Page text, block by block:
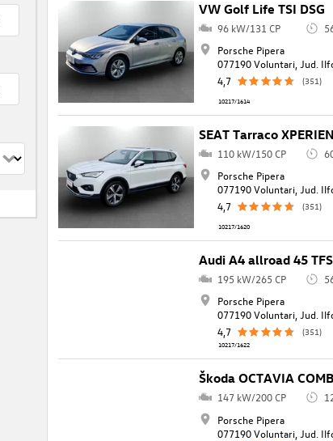
VW Golf Life TSI DSG
96 kW/131 CP
Porsche Pipera
077190 Voluntari, Jud.
4,7
(351)
10217/1614
SEAT Tarraco
110 kW/150 CP
Porsche Pipera
077190 Voluntari, Jud.
4,7
(351)
10217/1620
Audi A4 allroad 45
195 kW/265 CP
Porsche Pipera
077190 Voluntari, Jud.
4,7
(351)
10217/1622
Škoda OCTAVIA
147 kW/200 CP
Porsche Pipera
077190 Voluntari, Jud.